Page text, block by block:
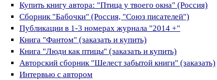
Купить книгу автора: "Птица у твоего окна" (Россия)
Сборник "Бабочки" (Россия, "Союз писателей")
Публикации в 1-3 номерах журнала "2014 +"
Книга "Фантом" (заказать и купить)
Книга "Люди как птицы" (заказать и купить)
Авторский сборник "Шелест забытой книги" (заказать)
Интервью с автором